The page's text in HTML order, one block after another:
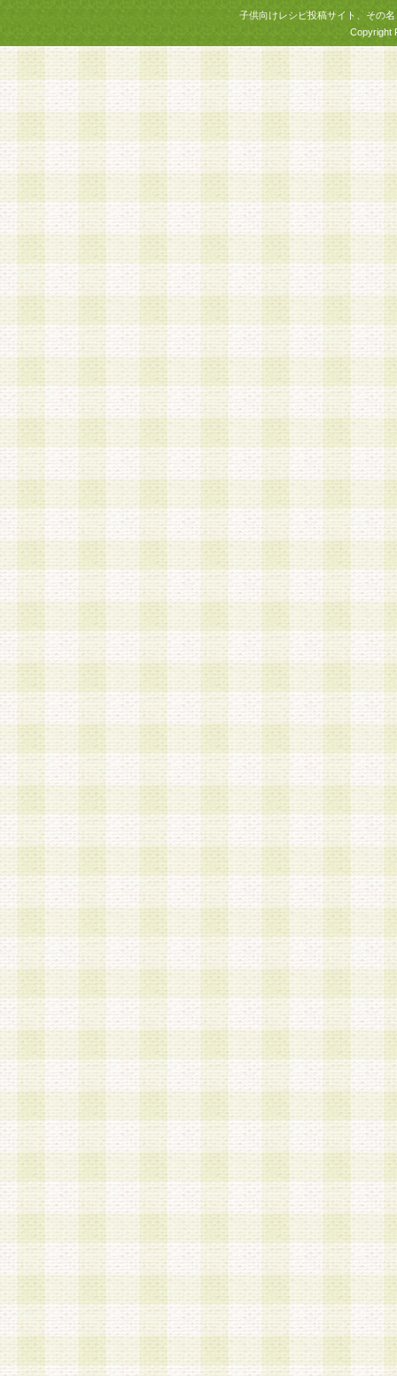
子供向けレシピ投稿サイト、その
Copyright